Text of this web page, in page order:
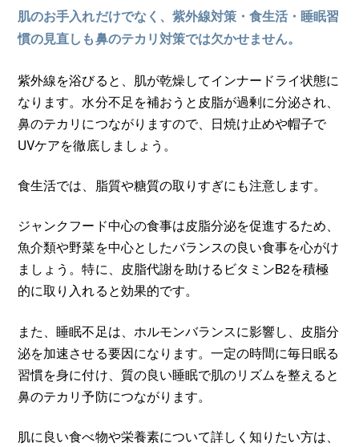
肌のお手入れだけでなく、紫外線対策・食生活・睡眠習
慣の見直しも鼻のテカリ対策では欠かせません。
紫外線を浴びると、肌が乾燥してインナードライ状態に
なります。水分不足を補おうと皮脂が過剰に分泌され、
鼻のテカリにつながりますので、日焼け止めや帽子で
UVケアを徹底しましょう。
食生活では、脂質や糖質の取りすぎにも注意します。
ジャンクフード中心の食事は皮脂分泌を促進するため、
魚介類や野菜を中心としたバランスの良い食事を心がけ
ましょう。特に、皮脂代謝を助けるビタミンB2を積極
的に取り入れると効果的です。
また、睡眠不足は、ホルモンバランスに影響し、皮脂分
泌を加速させる要因になります。一定の時間に毎日眠る
習慣を身に付け、質の良い睡眠で肌のリズムを整えると
鼻のテカリ予防につながります。
肌に良い食べ物や栄養素について詳しく知りたい方は、